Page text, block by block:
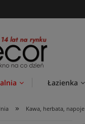
Łazienka
» Kawa, herbata, napoje